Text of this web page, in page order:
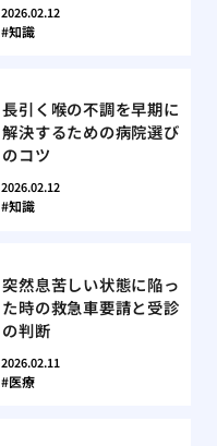
2026.02.12
知識
長引く喉の不調を早期に
解決するための病院選び
のコツ
2026.02.12
知識
突然息苦しい状態に陥っ
た時の救急車要請と受診
の判断
2026.02.11
医療